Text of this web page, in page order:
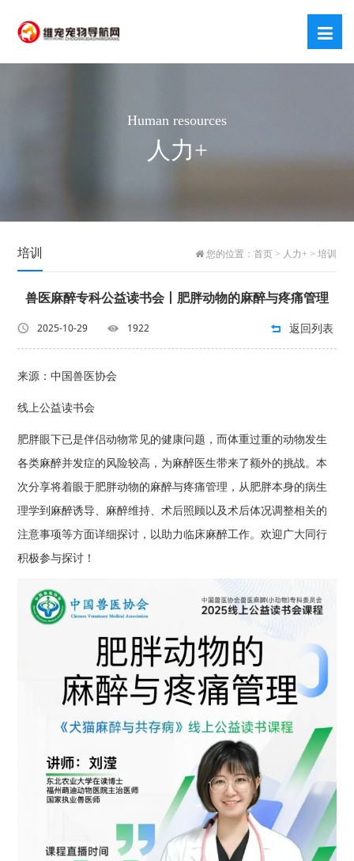
Human resources
人力+
培训 您的位置： 首页> 人力+ > 培训
兽医麻醉专科公益读书会丨肥胖动物的麻醉与疼痛管理
2025-10-29 1922 返回列表
来源：中国兽医协会
线上公益读书会
肥胖眼下已是伴侣动物常见的健康问题，而体重过重的动物发生
各类麻醉并发症的风险较高，为麻醉医生带来了额外的挑战。本
次分享将着眼于肥胖动物的麻醉与疼痛管理，从肥胖本身的病生
理学到麻醉诱导、麻醉维持、术后照顾以及术后体况调整相关的
注意事项等方面详细探讨，以助力临床麻醉工作。欢迎广大同行
积极参与探讨！